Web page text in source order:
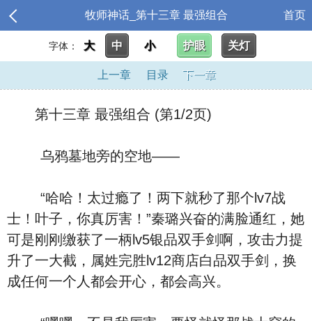
牧师神话_第十三章 最强组合 首页
字体： 大 中 小 护眼 关灯
上一章 目录 下一章
第十三章 最强组合 (第1/2页)
乌鸦墓地旁的空地――
“哈哈！太过瘾了！两下就秒了那个lv7战
士！叶子，你真厉害！”秦璐兴奋的满脸通红，她
可是刚刚缴获了一柄lv5银品双手剑啊，攻击力提
升了一大截，属姓完胜lv12商店白品双手剑，换
成任何一个人都会开心，都会高兴。